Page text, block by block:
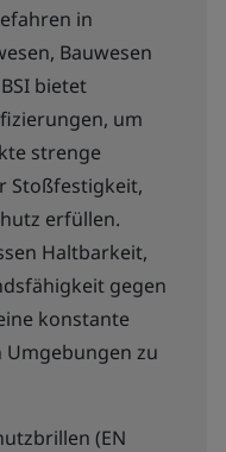
in
Bauwesen
bietet
um
strenge
Stoßfestigkeit,
erfüllen.
Haltbarkeit,
gegen
konstante
Umgebungen zu
(EN